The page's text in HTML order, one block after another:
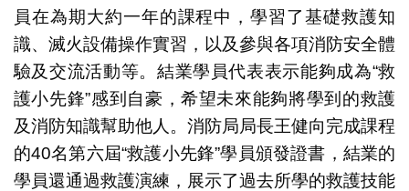
員在為期大約一年的課程中，學習了基礎救護知
識、滅火設備操作實習，以及參與各項消防安全體
驗及交流活動等。結業學員代表表示能夠成為“救
護小先鋒”感到自豪，希望未來能夠將學到的救護
及消防知識幫助他人。消防局局長王健向完成課程
的40名第六屆“救護小先鋒”學員頒發證書，結業的
學員還通過救護演練，展示了過去所學的救護技能